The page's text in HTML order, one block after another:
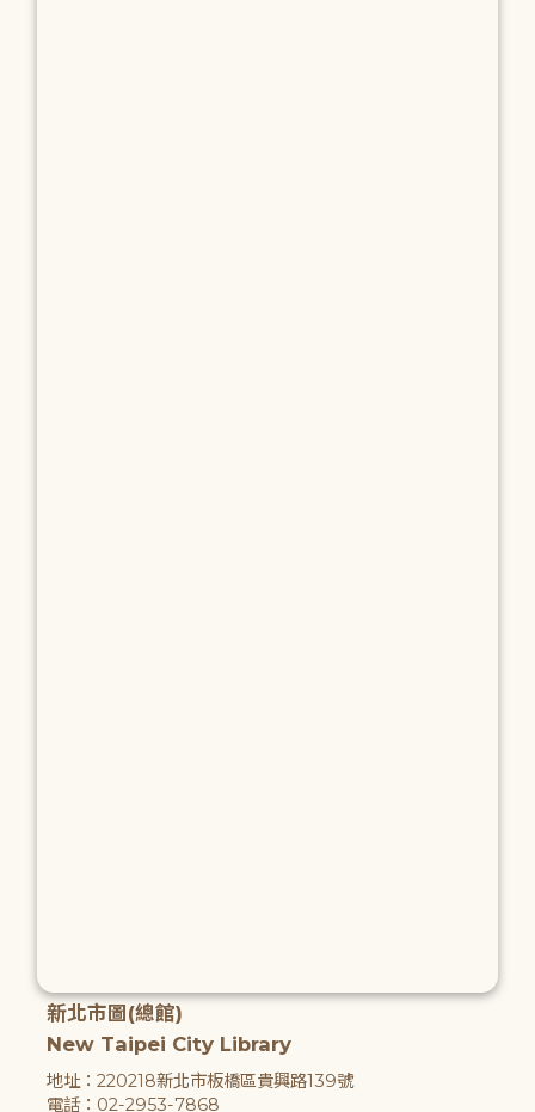
新北市圖(總館)
New Taipei City Library
地址：220218新北市板橋區貴興路139號
電話：02-2953-7868